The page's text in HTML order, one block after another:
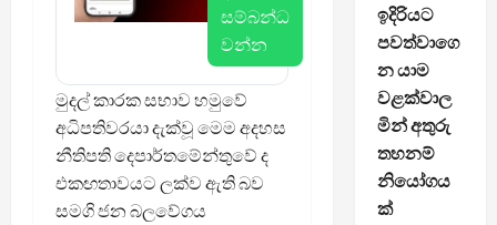
සම්බන්ධ
වන්න
මුදල් කාරක සභාව හමුවේ
අධිපතිවරයා දැක්වූ මෙම අදහස
නීතිපති දෙපාර්තමේන්තුවේ ද
එකඟතාවයට ලක්ව ඇති බව
සමගි ජන බලවේගය
ඉදිරියට
පවත්වාගෙ
න යාම
වළක්වාල
මින් අතුරු
තහනම්
නියෝගය
ක්